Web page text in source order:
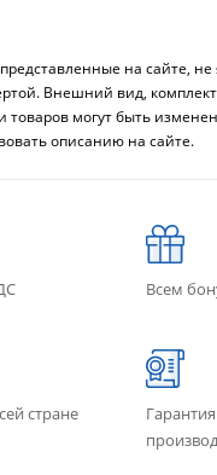
на сайте, не
Внешний вид,
товаров могут быть
описанию на сайте.
Всем
стране